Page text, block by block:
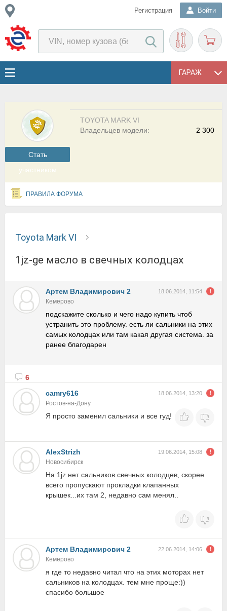
Регистрация Войти
ГАРАЖ
Cтать
участником
TOYOTA MARK VI
2 300
Владельцев модели:
ПРАВИЛА ФОРУМА
Toyota Mark VI
1jz-ge масло в свечных колодцах
Артем Владимирович 2 18.06.2014, 11:54
Кемерово
подскажите сколько и чего надо купить чтоб
устранить это проблему. есть ли сальники на этих
самых колодцах или там какая другая система. за
ранее благодарен
6
camry616
18.06.2014, 13:20
Ростов-на-Дону
Я просто заменил сальники и все гуд!
AlexStrizh 19.06.2014, 15:08
Новосибирск
На 1jz нет сальников свечных колодцев, скорее
всего пропускают прокладки клапанных
крышек...их там 2, недавно сам менял..
Артем Владимирович 2 22.06.2014, 14:06
Кемерово
я где то недавно читал что на этих моторах нет
сальников на колодцах. тем мне проще:))
спасибо большое